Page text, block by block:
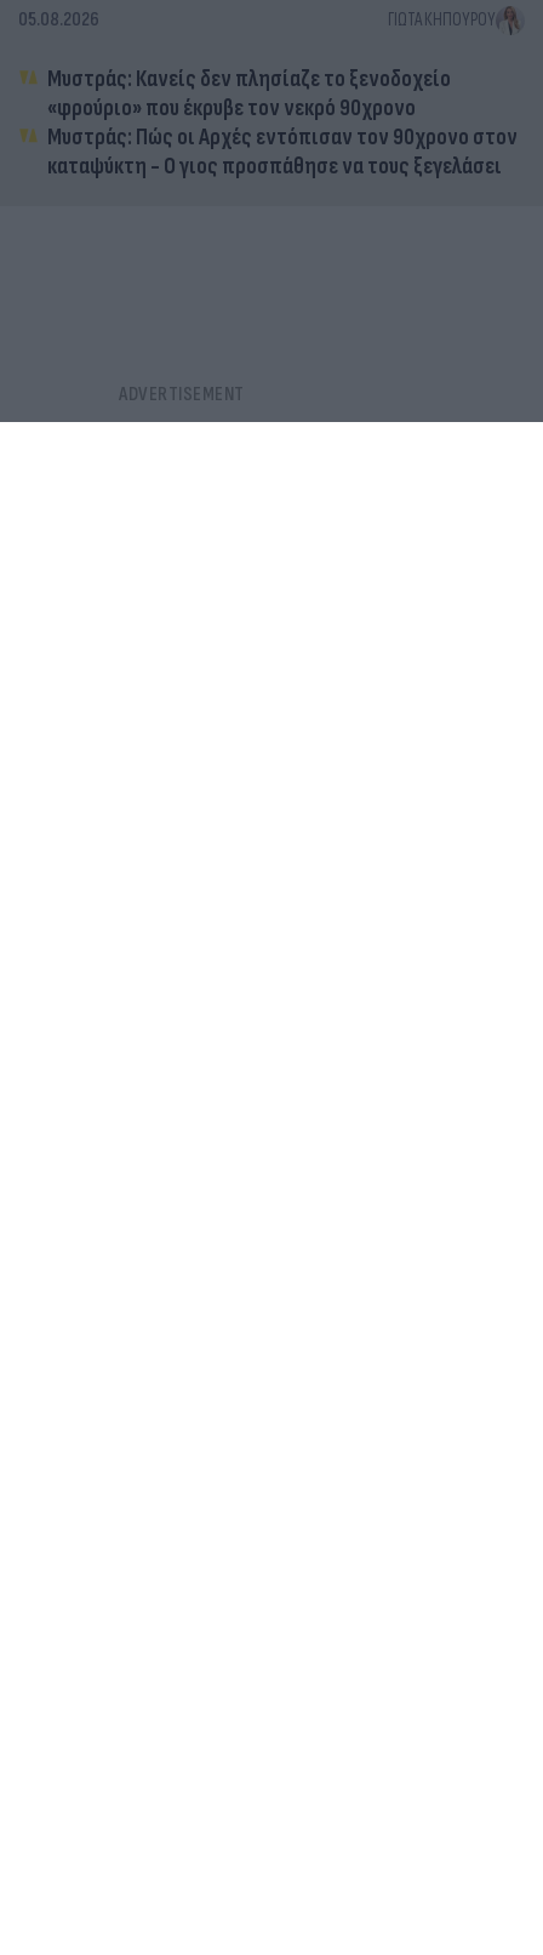
05.08.2026 ΓΙΏΤΑ ΚΗΠΟΥΡΟΎ
Μυστράς: Κανείς δεν πλησίαζε το ξενοδοχείο
«φρούριο» που έκρυβε τον νεκρό 90χρονο
Μυστράς: Πώς οι Αρχές εντόπισαν τον 90χρονο στον
καταψύκτη - Ο γιος προσπάθησε να τους ξεγελάσει